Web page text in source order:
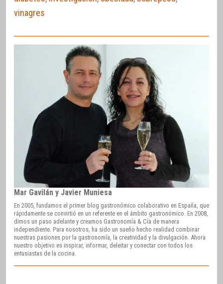
vinagres
Mar Gavilán y Javier Muniesa
En 2005, fundamos el primer blog gastronómico colaborativo en España, que
rápidamente se convirtió en un referente en el ámbito gastronómico. En 2008,
dimos un paso adelante y creamos Gastronomía & Cía de manera
independiente. Para nosotros, ha sido un sueño hecho realidad combinar
nuestras pasiones por la gastronomía, la creatividad y la divulgación. Ahora
nuestro objetivo es inspirar, informar, deleitar y conectar con todos los
entusiastas de la cocina.